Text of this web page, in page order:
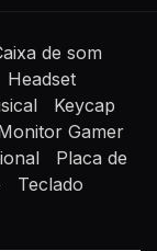
de som
Headset
Keycap
Gamer
Placa de
Teclado